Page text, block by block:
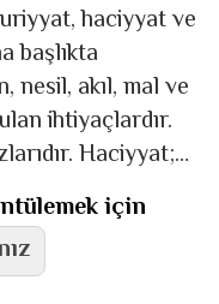
haciyyat ve
başlıkta
nesil, akıl, mal ve
ihtiyaçlardır.
Haciyyat;
düşürecek
için